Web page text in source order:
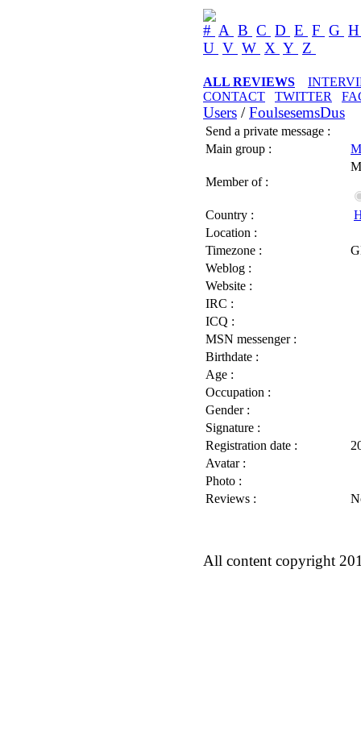
# A B C D E F G
U V W X Y Z
ALL REVIEWS
CONTACT
TWITTER
Users /FoulsesemsDus
Send a private message :
Main group :
Member of :
Country :
Location :
Timezone :
Weblog :
Website :
IRC :
ICQ :
MSN messenger :
Birthdate :
Age :
Occupation :
Gender :
Signature :
Registration date :
Avatar :
Photo :
Reviews :
All content copyright